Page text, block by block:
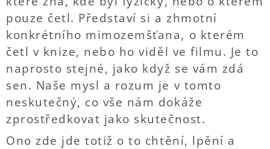
pouze četl. Představí si a zhmotní
konkrétního mimozemšťana, o kterém
četl v knize, nebo ho viděl ve filmu. Je to
naprosto stejné, jako když se vám zdá
sen. Naše mysl a rozum je v tomto
neskutečný, co vše nám dokáže
zprostředkovat jako skutečnost.
Ono zde jde totiž o to chtění, lpění a